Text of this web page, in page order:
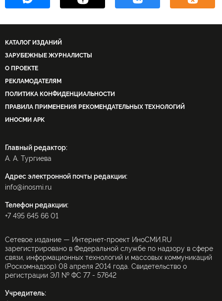
КАТАЛОГ ИЗДАНИЙ
ЗАРУБЕЖНЫЕ ЖУРНАЛИСТЫ
О ПРОЕКТЕ
РЕКЛАМОДАТЕЛЯМ
ПОЛИТИКА КОНФИДЕНЦИАЛЬНОСТИ
ПРАВИЛА ПРИМЕНЕНИЯ РЕКОМЕНДАТЕЛЬНЫХ ТЕХНОЛОГИЙ
ИНОСМИ APK
Главный редактор:
А. А. Тургиева
Адрес электронной почты редакции:
info@inosmi.ru
Телефон редакции:
+7 495 645 66 01
Сетевое издание — Интернет-проект ИноСМИ.RU
зарегистрировано в Федеральной службе по надзору в сфере
связи, информационных технологий и массовых коммуникаций
(Роскомнадзор) 08 апреля 2014 года. Свидетельство о
регистрации ЭЛ № ФС 77 - 57642
Учредитель: